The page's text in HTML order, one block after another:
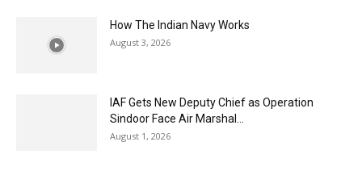
How The Indian Navy Works
August 3, 2026
IAF Gets New Deputy Chief as Operation
Sindoor Face Air Marshal...
August 1, 2026